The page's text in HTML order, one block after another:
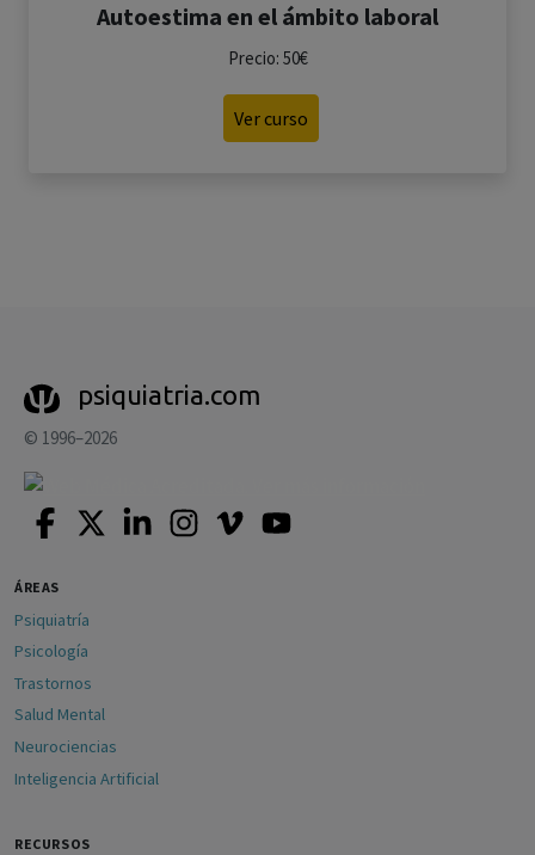
Autoestima en el ámbito laboral
Precio: 50€
Ver curso
psiquiatria.com
© 1996–2026
ÁREAS
Psiquiatría
Psicología
Trastornos
Salud Mental
Neurociencias
Inteligencia Artificial
RECURSOS